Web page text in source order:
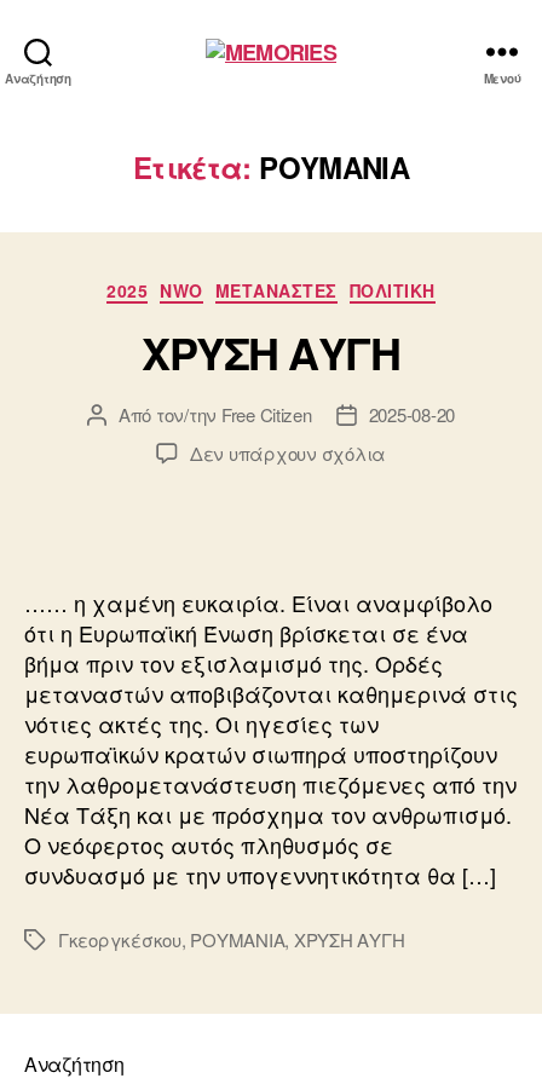
Αναζήτηση Μενού
Ετικέτα: ΡΟΥΜΑΝΙΑ
Κατηγορίες
2025 NWO ΜΕΤΑΝΑΣΤΕΣ ΠΟΛΙΤΙΚΗ
ΧΡΥΣΗ ΑΥΓΗ
Συντάκτης
άρθρου
Από τον/την Free Citizen
Ημ.
δημοσίευσης
2025-08-20
Δεν υπάρχουν σχόλια
…… η χαμένη ευκαιρία. Είναι αναμφίβολο
ότι η Ευρωπαϊκή Ένωση βρίσκεται σε ένα
βήμα πριν τον εξισλαμισμό της. Ορδές
μεταναστών αποβιβάζονται καθημερινά στις
νότιες ακτές της. Οι ηγεσίες των
ευρωπαϊκών κρατών σιωπηρά υποστηρίζουν
την λαθρομετανάστευση πιεζόμενες από την
Νέα Τάξη και με πρόσχημα τον ανθρωπισμό.
Ο νεόφερτος αυτός πληθυσμός σε
συνδυασμό με την υπογεννητικότητα θα […]
ΕτικέτεςΓκεοργκέσκου, ΡΟΥΜΑΝΙΑ, ΧΡΥΣΗ ΑΥΓΗ
Αναζήτηση